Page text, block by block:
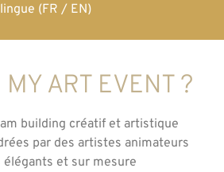
(FR / EN)
ART EVENT ?
building créatif et artistique
par des artistes animateurs
et sur mesure